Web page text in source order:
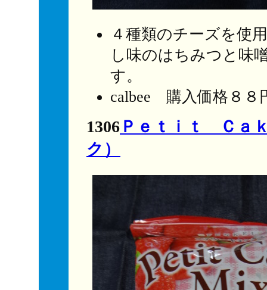
４種類のチーズを使
し味のはちみつと味
す。
calbee 購入価格８
1306 Ｐｅｔｉｔ Ｃａ
ク）